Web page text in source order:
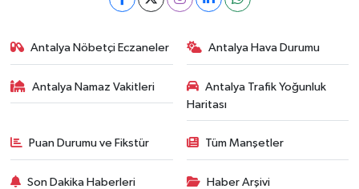
Antalya Nöbetçi Eczaneler Antalya Hava Durumu
Antalya Namaz Vakitleri
Antalya Trafik Yoğunluk
Haritası
Puan Durumu ve Fikstür Tüm Manşetler
Son Dakika Haberleri Haber Arşivi